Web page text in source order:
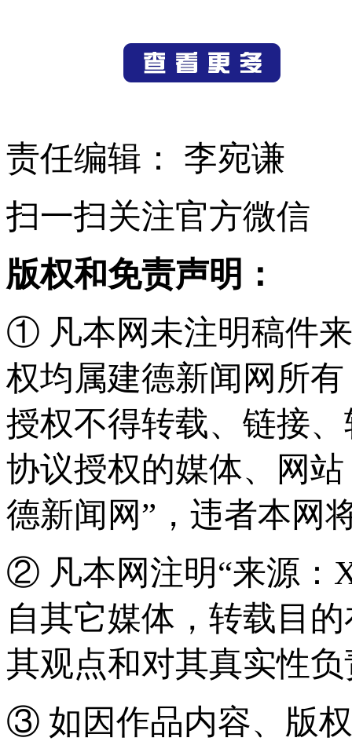
责任编辑： 李宛谦
扫一扫关注官方微信
版权和免责声明：
① 凡本网未注明稿件
权均属建德新闻网所
授权不得转载、链接
协议授权的媒体、网
德新闻网”，违者本网
② 凡本网注明“来源：
自其它媒体，转载目
其观点和对其真实性
③ 如因作品内容、版